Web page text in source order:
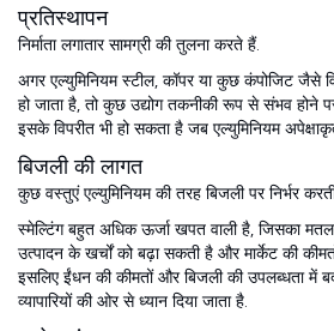
प्रतिस्थापन
निर्माता लगातार सामग्री की तुलना करते हैं.
अगर एल्युमिनियम स्टील, कॉपर या कुछ कंपोजिट जैसे
हो जाता है, तो कुछ उद्योग तकनीकी रूप से संभव
इसके विपरीत भी हो सकता है जब एल्युमिनियम
बिजली की लागत
कुछ वस्तुएं एल्युमिनियम की तरह बिजली पर निर्भर
स्मेल्टिंग बहुत अधिक ऊर्जा खपत वाली है, जिसका
उत्पादन के खर्चों को बढ़ा सकती है और मार्केट की
इसलिए ईंधन की कीमतों और बिजली की उपलब्धता में
व्यापारियों की ओर से ध्यान दिया जाता है.